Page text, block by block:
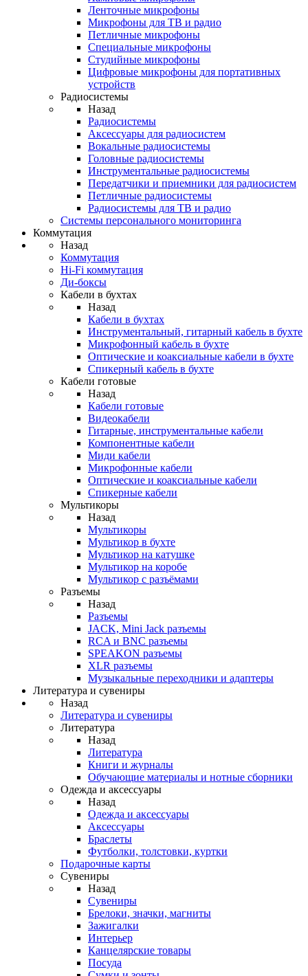
Ленточные микрофоны
Микрофоны для ТВ и радио
Петличные микрофоны
Специальные микрофоны
Студийные микрофоны
Цифровые микрофоны для портативных
устройств
Радиосистемы
Назад
Радиосистемы
Аксессуары для радиосистем
Вокальные радиосистемы
Головные радиосистемы
Инструментальные радиосистемы
Передатчики и приемники для радиосистем
Петличные радиосистемы
Радиосистемы для ТВ и радио
Системы персонального мониторинга
Коммутация
Назад
Коммутация
Hi-Fi коммутация
Ди-боксы
Кабели в бухтах
Назад
Кабели в бухтах
Инструментальный, гитарный кабель в бухте
Микрофонный кабель в бухте
Оптические и коаксиальные кабели в бухте
Спикерный кабель в бухте
Кабели готовые
Назад
Кабели готовые
Видеокабели
Гитарные, инструментальные кабели
Компонентные кабели
Миди кабели
Микрофонные кабели
Оптические и коаксиальные кабели
Спикерные кабели
Мультикоры
Назад
Мультикоры
Мультикор в бухте
Мультикор на катушке
Мультикор на коробе
Мультикор с разъёмами
Разъемы
Назад
Разъемы
JACK, Mini Jack разъемы
RCA и BNC разъемы
SPEAKON разъемы
XLR разъемы
Музыкальные переходники и адаптеры
Литература и сувениры
Назад
Литература и сувениры
Литература
Назад
Литература
Книги и журналы
Обучающие материалы и нотные сборники
Одежда и аксессуары
Назад
Одежда и аксессуары
Аксессуары
Браслеты
Футболки, толстовки, куртки
Подарочные карты
Сувениры
Назад
Сувениры
Брелоки, значки, магниты
Зажигалки
Интерьер
Канцелярские товары
Посуда